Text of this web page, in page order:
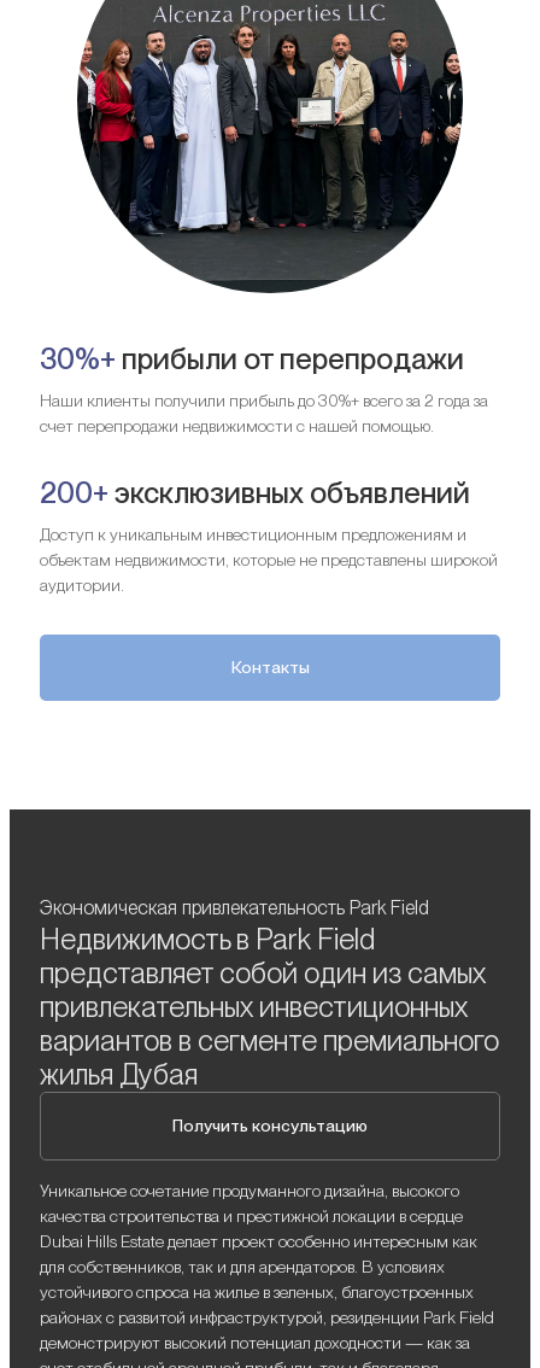
30%+ прибыли от перепродажи
Наши клиенты получили прибыль до 30%+ всего за 2 года за
счет перепродажи недвижимости с нашей помощью.
200+ эксклюзивных объявлений
Доступ к уникальным инвестиционным предложениям и
объектам недвижимости, которые не представлены широкой
аудитории.
Контакты
Экономическая привлекательность Park Field
Недвижимость в Park Field
представляет собой один из самых
привлекательных инвестиционных
вариантов в сегменте премиального
жилья Дубая
Получить консультацию
Уникальное сочетание продуманного дизайна, высокого
качества строительства и престижной локации в сердце
Dubai Hills Estate делает проект особенно интересным как
для собственников, так и для арендаторов. В условиях
устойчивого спроса на жилье в зеленых, благоустроенных
районах с развитой инфраструктурой, резиденции Park Field
демонстрируют высокий потенциал доходности — как за